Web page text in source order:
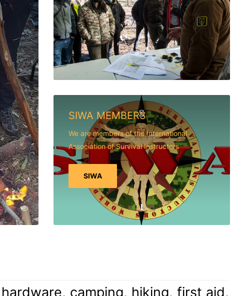
SIWA MEMBERS
We are members of the International
Association of Survival Instructors
SIWA
camping, hiking, first aid,